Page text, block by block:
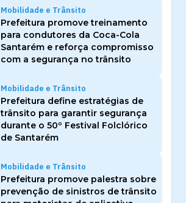
Mobilidade e Trânsito
Prefeitura promove treinamento
para condutores da Coca-Cola
Santarém e reforça compromisso
com a segurança no trânsito
Mobilidade e Trânsito
Prefeitura define estratégias de
trânsito para garantir segurança
durante o 50º Festival Folclórico
de Santarém
Mobilidade e Trânsito
Prefeitura promove palestra sobre
prevenção de sinistros de trânsito